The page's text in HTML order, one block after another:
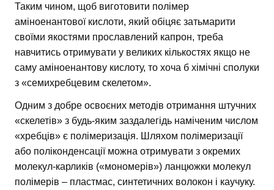
Таким чином, щоб виготовити полімер
аміноенантової кислоти, який обіцяє затьмарити
своїми якостями прославлений капрон, треба
навчитись отримувати у великих кількостях якщо не
саму аміноенантову кислоту, то хоча б хімічні сполуки
з «семихребцевим скелетом».
Одним з добре освоєних методів отримання штучних
«скелетів» з будь-яким заздалегідь наміченим числом
«хребців» є полімеризація. Шляхом полімеризації
або поліконденсації можна отримувати з окремих
молекул-карликів («мономерів») ланцюжки молекул
полімерів – пластмас, синтетичних волокон і каучуку.